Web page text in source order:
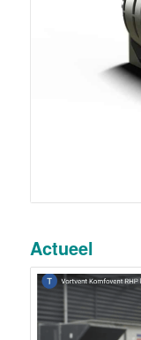
Actueel